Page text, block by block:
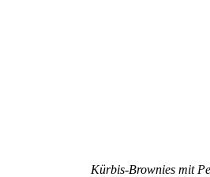
Kürbis-Brownies mit